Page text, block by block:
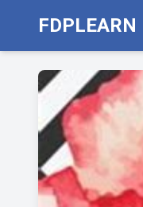
FDPLEARN